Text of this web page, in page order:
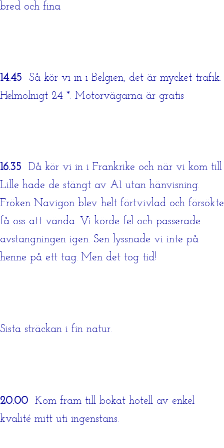
bred och fina
14.45 Så kör vi in i Belgien, det är mycket trafik.
Helmolnigt 24 *. Motorvägarna är gratis
16.35 Då kör vi in i Frankrike och när vi kom till
Lille hade de stängt av A1 utan hänvisning.
Fröken Navigon blev helt förtvivlad och försökte
få oss att vända. Vi körde fel och passerade
avstängningen igen. Sen lyssnade vi inte på
henne på ett tag. Men det tog tid!
Sista sträckan i fin natur.
20.00 Kom fram till bokat hotell av enkel
kvalité mitt uti ingenstans.